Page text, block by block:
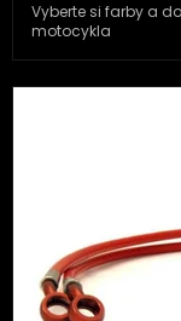
Vyberte si farby a do
motocykla